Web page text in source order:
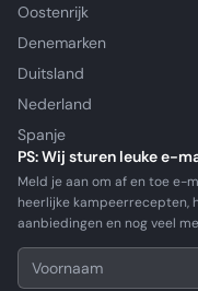
Oostenrijk
Denemarken
Duitsland
Nederland
Spanje
PS: Wij sturen leuke e-
Meld je aan om af en toe e-
heerlijke kampeerrecepten,
aanbiedingen en nog veel